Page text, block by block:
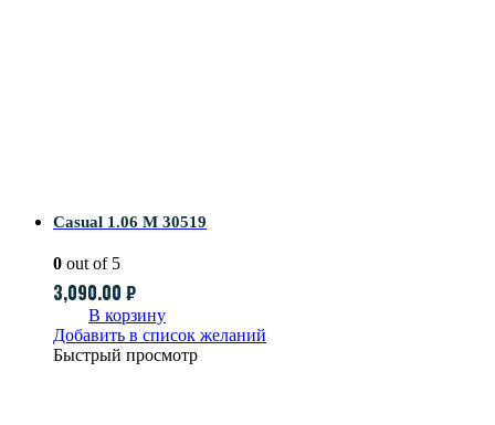
Casual 1.06 M 30519
0 out of 5
3,090.00 ₽
В корзину
Добавить в список желаний
Быстрый просмотр